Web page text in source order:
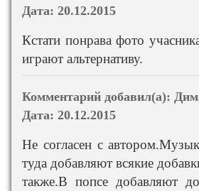
Дата: 20.12.2015
Кстати понрава фото
играют альтернативу.
Комментарий добавил(а):
Дата: 20.12.2015
Не согласен с
туда добавляют всякие
также.В попсе добавляют